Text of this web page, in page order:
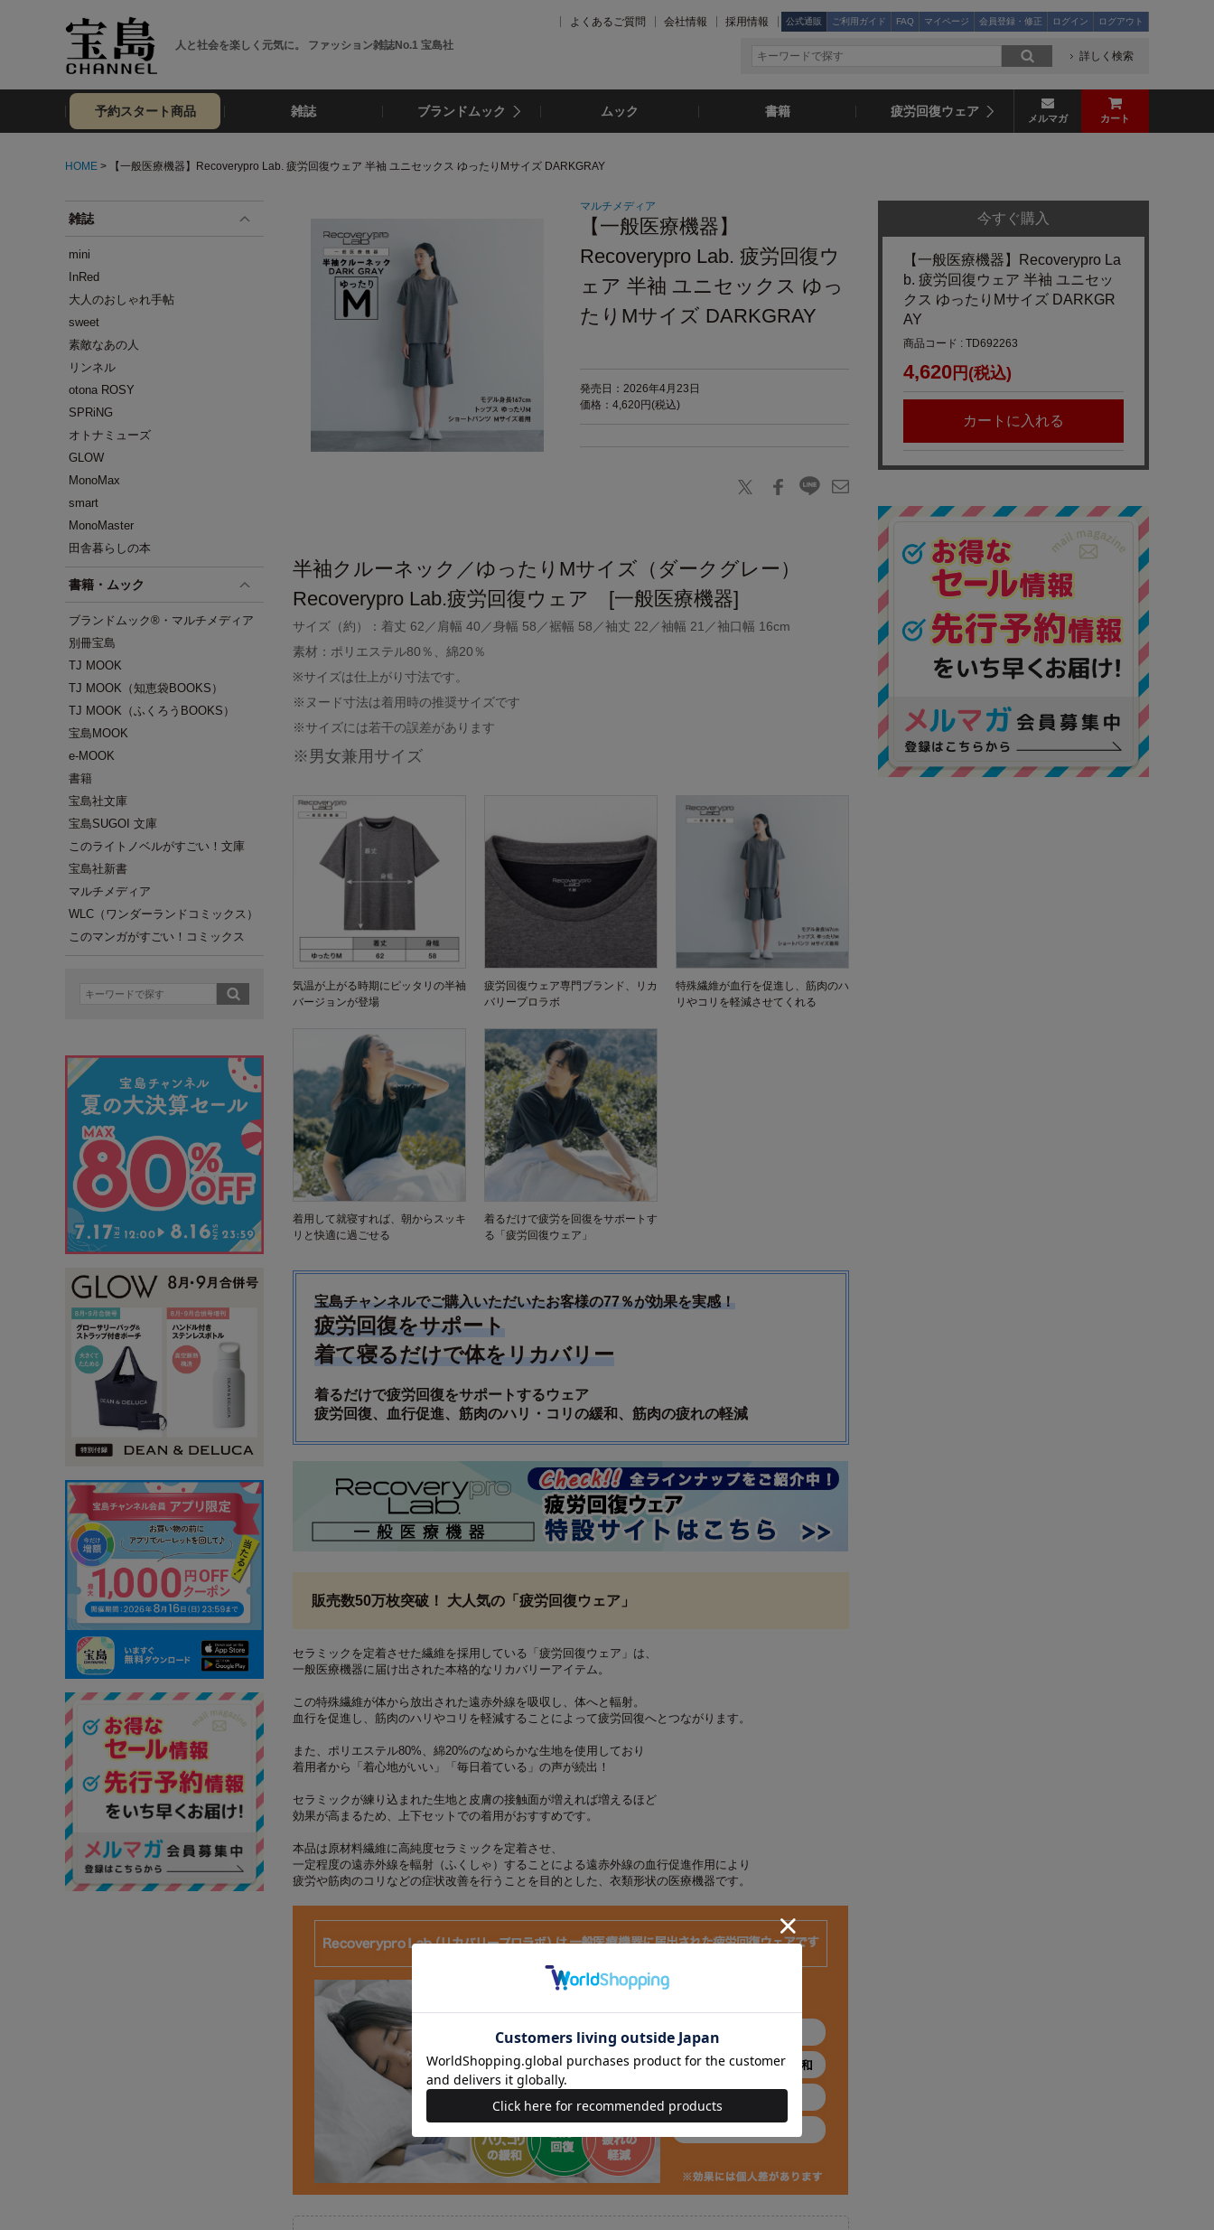
人と社会を楽しく元気に。 ファッション雑誌No.1 宝島社
よくあるご質問 会社情報 採用情報 公式通販 ご利用ガイド FAQ マイページ 会員登録・修正 ログイン ログアウト
詳しく検索
予約スタート商品 雑誌 ブランドムック ムック 書籍 疲労回復ウェア メルマガ カート
HOME > 【一般医療機器】Recoverypro Lab. 疲労回復ウェア 半袖 ユニセックス ゆったりMサイズ DARKGRAY
雑誌
mini
InRed
大人のおしゃれ手帖
sweet
素敵なあの人
リンネル
otona ROSY
SPRiNG
オトナミューズ
GLOW
MonoMax
smart
MonoMaster
田舎暮らしの本
書籍・ムック
ブランドムック®・マルチメディア
別冊宝島
TJ MOOK
TJ MOOK（知恵袋BOOKS）
TJ MOOK（ふくろうBOOKS）
宝島MOOK
e-MOOK
書籍
宝島社文庫
宝島SUGOI 文庫
このライトノベルがすごい！文庫
宝島社新書
マルチメディア
WLC（ワンダーランドコミックス）
このマンガがすごい！コミックス
マルチメディア
【一般医療機器】
Recoverypro Lab. 疲労回復ウ
ェア 半袖 ユニセックス ゆっ
たりMサイズ DARKGRAY
発売日：2026年4月23日
価格：4,620円(税込)
半袖クルーネック／ゆったりMサイズ（ダークグレー）
Recoverypro Lab.疲労回復ウェア [一般医療機器]
サイズ（約）：着丈 62／肩幅 40／身幅 58／裾幅 58／袖丈 22／袖幅 21／袖口幅 16cm
素材：ポリエステル80％、綿20％
※サイズは仕上がり寸法です。
※ヌード寸法は着用時の推奨サイズです
※サイズには若干の誤差があります
※男女兼用サイズ
気温が上がる時期にピッタリの半袖
バージョンが登場
疲労回復ウェア専門ブランド、リカ
バリープロラボ
特殊繊維が血行を促進し、筋肉のハ
リやコリを軽減させてくれる
着用して就寝すれば、朝からスッキ
リと快適に過ごせる
着るだけで疲労を回復をサポートす
る「疲労回復ウェア」
宝島チャンネルでご購入いただいたお客様の77％が効果を実感！
疲労回復をサポート
着て寝るだけで体をリカバリー
着るだけで疲労回復をサポートするウェア
疲労回復、血行促進、筋肉のハリ・コリの緩和、筋肉の疲れの軽減
販売数50万枚突破！ 大人気の「疲労回復ウェア」
セラミックを定着させた繊維を採用している「疲労回復ウェア」は、
一般医療機器に届け出された本格的なリカバリーアイテム。
この特殊繊維が体から放出された遠赤外線を吸収し、体へと輻射。
血行を促進し、筋肉のハリやコリを軽減することによって疲労回復へとつながります。
また、ポリエステル80%、綿20%のなめらかな生地を使用しており
着用者から「着心地がいい」「毎日着ている」の声が続出！
セラミックが練り込まれた生地と皮膚の接触面が増えれば増えるほど
効果が高まるため、上下セットでの着用がおすすめです。
本品は原材料繊維に高純度セラミックを定着させ、
一定程度の遠赤外線を輻射（ふくしゃ）することによる遠赤外線の血行促進作用により
疲労や筋肉のコリなどの症状改善を行うことを目的とした、衣類形状の医療機器です。
今すぐ購入
【一般医療機器】Recoverypro La
b. 疲労回復ウェア 半袖 ユニセッ
クス ゆったりMサイズ DARKGR
AY
商品コード : TD692263
4,620 円(税込)
カートに入れる